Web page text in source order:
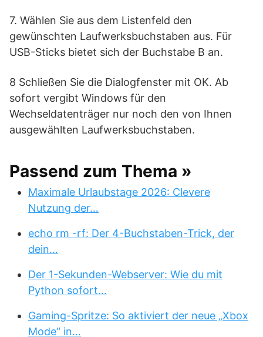
7. Wählen Sie aus dem Listenfeld den
gewünschten Laufwerksbuchstaben aus. Für
USB-Sticks bietet sich der Buchstabe B an.
8 Schließen Sie die Dialogfenster mit OK. Ab
sofort vergibt Windows für den
Wechseldatenträger nur noch den von Ihnen
ausgewählten Laufwerksbuchstaben.
Passend zum Thema »
Maximale Urlaubstage 2026: Clevere
Nutzung der…
echo rm -rf: Der 4-Buchstaben-Trick, der
dein…
Der 1-Sekunden-Webserver: Wie du mit
Python sofort…
Gaming-Spritze: So aktiviert der neue „Xbox
Mode“ in…